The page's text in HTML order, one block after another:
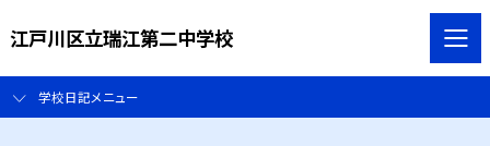
江戸川区立瑞江第二中学校
学校日記メニュー